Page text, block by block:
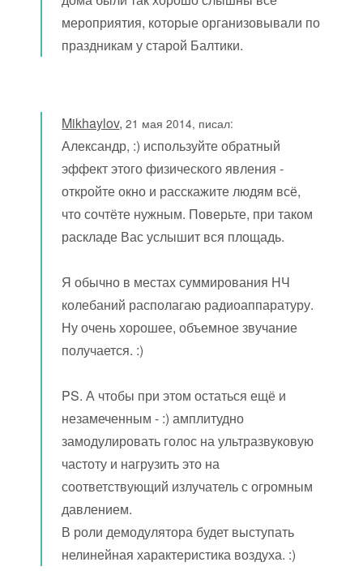
мероприятия, которые организовывали по
праздникам у старой Балтики.
Mikhaylov,21 мая 2014, писал:
Александр, :) используйте обратный
эффект этого физического явления -
откройте окно и расскажите людям всё,
что сочтёте нужным. Поверьте, при таком
раскладе Вас услышит вся площадь.
Я обычно в местах суммирования НЧ
колебаний располагаю радиоаппаратуру.
Ну очень хорошее, объемное звучание
получается. :)
PS. А чтобы при этом остаться ещё и
незамеченным - :) амплитудно
замодулировать голос на ультразвуковую
частоту и нагрузить это на
соответствующий излучатель с огромным
давлением.
В роли демодулятора будет выступать
нелинейная характеристика воздуха. :)